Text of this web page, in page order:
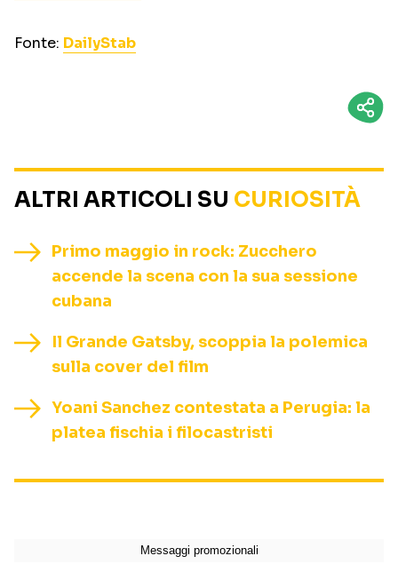
Fonte: DailyStab
ALTRI ARTICOLI SU CURIOSITÀ
Primo maggio in rock: Zucchero
accende la scena con la sua sessione
cubana
Il Grande Gatsby, scoppia la polemica
sulla cover del film
Yoani Sanchez contestata a Perugia: la
platea fischia i filocastristi